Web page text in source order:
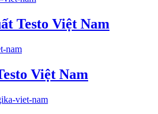
Testo Việt Nam
Việt Nam